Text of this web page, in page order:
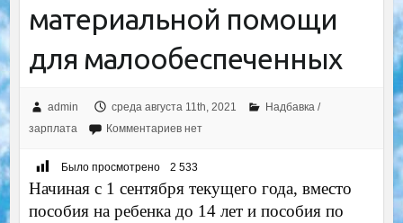
материальной помощи
для малообеспеченных
admin среда августа 11th, 2021
Надбавка /
зарплата
Комментариев нет
Было просмотрено 2 533
Начиная с 1 сентября текущего года, вместо
пособия на ребенка до 14 лет и пособия по